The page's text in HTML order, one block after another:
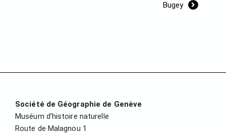
Bugey
Société de Géographie de Genève
Muséum d’histoire naturelle
Route de Malagnou 1